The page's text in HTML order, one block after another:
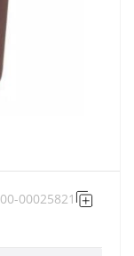
00-00025821